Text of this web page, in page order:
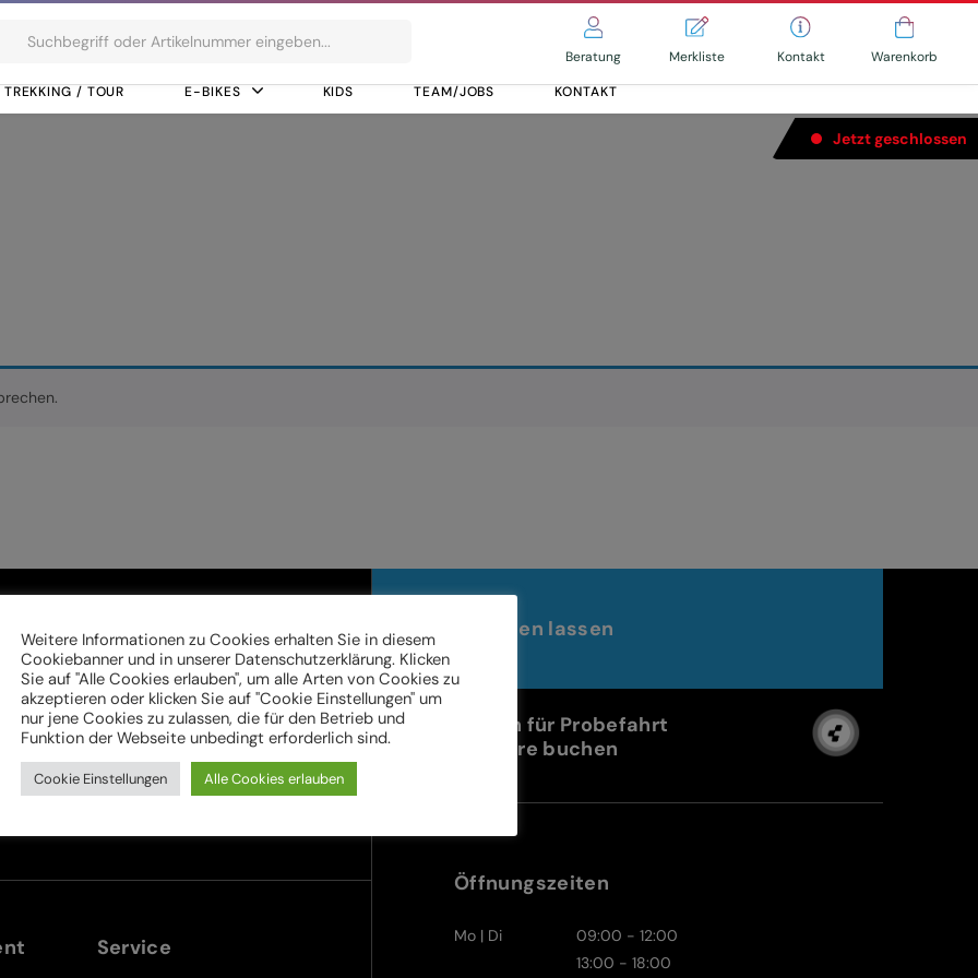
Beratung Merkliste Kontakt
Warenkorb
TREKKING / TOUR E-BIKES KIDS TEAM/JOBS KONTAKT
Jetzt geschlossen
Service
Online beraten lassen
Termin für Probefahrt
im Store buchen
Öffnungszeiten
Mo | Di
09:00 - 12:00
13:00 - 18:00
Weitere Informationen zu Cookies erhalten Sie in diesem
Cookiebanner und in unserer Datenschutzerklärung. Klicken
Sie auf "Alle Cookies erlauben", um alle Arten von Cookies zu
akzeptieren oder klicken Sie auf "Cookie Einstellungen" um
nur jene Cookies zu zulassen, die für den Betrieb und
Funktion der Webseite unbedingt erforderlich sind.
Cookie Einstellungen Alle Cookies erlauben